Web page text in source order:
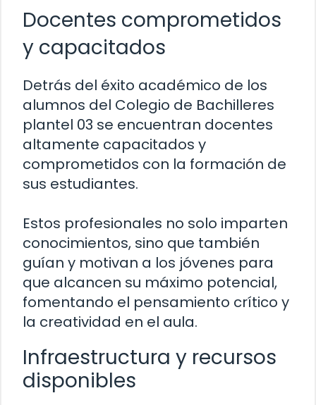
Docentes comprometidos
y capacitados
Detrás del éxito académico de los
alumnos del Colegio de Bachilleres
plantel 03 se encuentran docentes
altamente capacitados y
comprometidos con la formación de
sus estudiantes.
Estos profesionales no solo imparten
conocimientos, sino que también
guían y motivan a los jóvenes para
que alcancen su máximo potencial,
fomentando el pensamiento crítico y
la creatividad en el aula.
Infraestructura y recursos
disponibles